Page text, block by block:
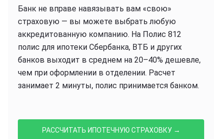
Банк не вправе навязывать вам «свою»
страховую — вы можете выбрать любую
аккредитованную компанию. На Полис 812
полис для ипотеки Сбербанка, ВТБ и других
банков выходит в среднем на 20–40% дешевле,
чем при оформлении в отделении. Расчет
занимает 2 минуты, полис принимается банком.
РАССЧИТАТЬ ИПОТЕЧНУЮ СТРАХОВКУ →